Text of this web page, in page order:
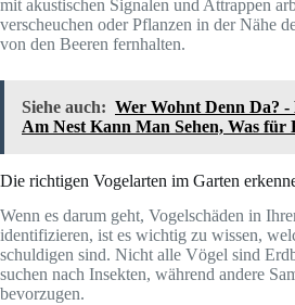
mit akustischen Signalen und Attrappen
verscheuchen oder Pflanzen in der Nähe
von den Beeren fernhalten.
Siehe auch: Wer Wohnt Denn Da? -
Am Nest Kann Man Sehen, Was
Die richtigen Vogelarten im Garten
Wenn es darum geht, Vogelschäden in
identifizieren, ist es wichtig zu wissen,
schuldigen sind. Nicht alle Vögel sind
suchen nach Insekten, während andere
bevorzugen.